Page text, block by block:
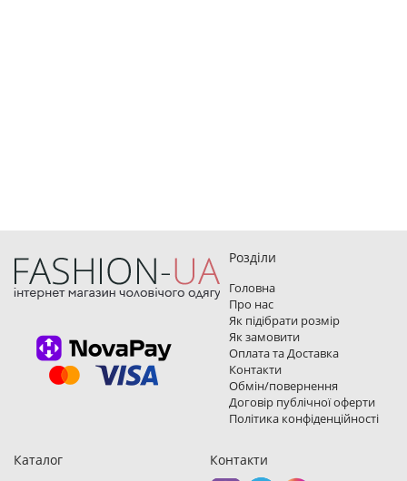
Розділи
Головна
Про нас
Як підібрати розмір
Як замовити
Оплата та Доставка
Контакти
Обмін/повернення
Договір публічної оферти
Політика конфіденційності
Каталог Контакти